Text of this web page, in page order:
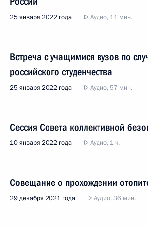
25 января 2022 года Аудио, 11 мин.
Встреча с учащимися вузов по
российского студенчества
25 января 2022 года Аудио, 57 мин.
Сессия Совета коллективной
10 января 2022 года Аудио, 1 ч.
Совещание о прохождении
29 декабря 2021 года Аудио, 36 мин.